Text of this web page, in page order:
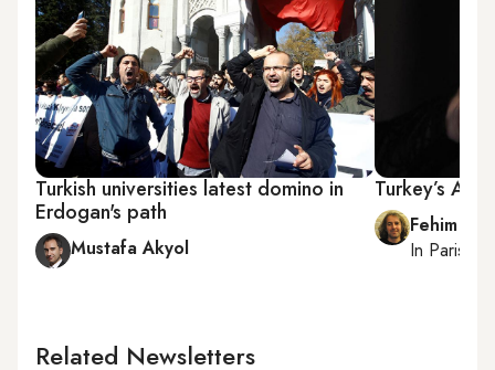
Turkish universities latest domino in
Erdogan's path
Mustafa Akyol
Turkey’s
Fehim
In Paris
Related Newsletters